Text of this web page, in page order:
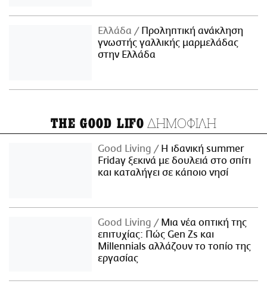
Ελλάδα
Προληπτική ανάκληση
γνωστής γαλλικής μαρμελάδας
στην Ελλάδα
THE GOOD LIFO ΔΗΜΟΦΙΛΗ
Good Living
Η ιδανική summer
Friday ξεκινά με δουλειά στο σπίτι
και καταλήγει σε κάποιο νησί
Good Living
Μια νέα οπτική της
επιτυχίας: Πώς Gen Zs και
Millennials αλλάζουν το τοπίο της
εργασίας